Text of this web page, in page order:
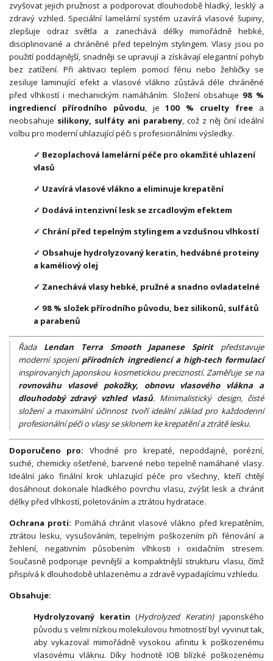
zvyšovat jejich pružnost a podporovat dlouhodobě hladký, lesklý a
zdravý vzhled. Speciální lamelární systém uzavírá vlasové šupiny,
zlepšuje odraz světla a zanechává délky mimořádně hebké,
disciplinované a chráněné před tepelným stylingem. Vlasy jsou po
použití poddajnější, snadněji se upravují a získávají elegantní pohyb
bez zatížení. Při aktivaci teplem pomocí fénu nebo žehličky se
zesiluje laminující efekt a vlasové vlákno zůstává déle chráněné
před vlhkostí i mechanickým namáháním. Složení obsahuje 98 %
ingrediencí přírodního původu , je100 % cruelty free a
neobsahuje silikony, sulfáty ani parabeny, což z něj činí ideální
volbu pro moderní uhlazující péči s profesionálními výsledky.
✓ Bezoplachová lamelární péče pro okamžité uhlazení
vlasů
✓ Uzavírá vlasové vlákno a eliminuje krepatění
✓ Dodává intenzivní lesk se zrcadlovým efektem
✓ Chrání před tepelným stylingem a vzdušnou vlhkostí
✓ Obsahuje hydrolyzovaný keratin, hedvábné proteiny
a kaméliový olej
✓ Zanechává vlasy hebké, pružné a snadno ovladatelné
✓ 98 % složek přírodního původu, bez silikonů, sulfátů
a parabenů
Řada Lendan Terra Smooth Japanese Spiritpředstavuje
moderní spojenípřírodních ingrediencí a high-tech formulací
inspirovaných japonskou kosmetickou precizností. Zaměřuje se na
rovnováhu vlasové pokožky, obnovu vlasového vlákna a
dlouhodobý zdravý vzhled vlasů. Minimalistický design, čisté
složení a maximální účinnost tvoří ideální základ pro každodenní
profesionální péči o vlasy se sklonem ke krepatění a ztrátě lesku.
Doporučeno pro: Vhodné pro krepaté, nepoddajné, porézní,
suché, chemicky ošetřené, barvené nebo tepelně namáhané vlasy.
Ideální jako finální krok uhlazující péče pro všechny, kteří chtějí
dosáhnout dokonale hladkého povrchu vlasu, zvýšit lesk a chránit
délky před vlhkostí, poletováním a ztrátou hydratace.
Ochrana proti: Pomáhá chránit vlasové vlákno před krepatěním,
ztrátou lesku, vysušováním, tepelným poškozením při fénování a
žehlení, negativním působením vlhkosti i oxidačním stresem.
Současně podporuje pevnější a kompaktnější strukturu vlasu, čímž
přispívá k dlouhodobě uhlazenému a zdravě vypadajícímu vzhledu.
Obsahuje:
Hydrolyzovaný keratin(Hydrolyzed Keratin)japonského
původu s velmi nízkou molekulovou hmotností byl vyvinut tak,
aby vykazoval mimořádně vysokou afinitu k poškozenému
vlasovému vláknu. Díky hodnotě IOB blízké poškozenému